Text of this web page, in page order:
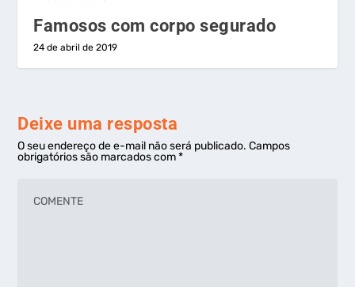
Famosos com corpo segurado
24 de abril de 2019
Deixe uma resposta
O seu endereço de e-mail não será publicado. Campos
obrigatórios são marcados com*